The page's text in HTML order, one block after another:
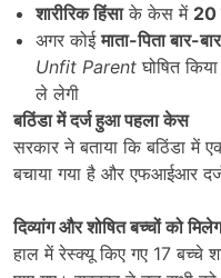
शारीरिक हिंसाके केस में 20
अगर कोईमाता-पिता बार-
Unfit Parent घोषित
ले लेगी
बठिंडा में दर्ज हुआ पहला केस
सरकार ने बताया कि बठिंडा में
बचाया गया है और एफआईआर
दिव्यांग और शोषित बच्चों को
हाल में रेस्क्यू किए गए 17 बच्चे